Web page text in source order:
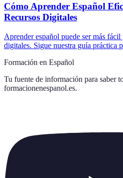
Cómo Aprender Español
Recursos Digitales
Aprender español puede ser más
digitales. Sigue nuestra guía práctica
Formación en Español
Tu fuente de información para saber
formacionenespanol.es.